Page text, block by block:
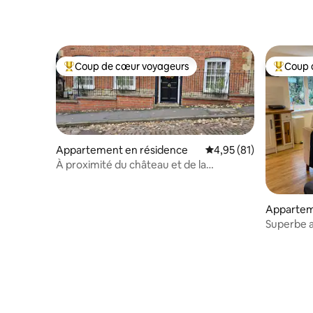
Coups de cœur voyageurs les plus appréciés
Coup de cœur voyageurs
Appartement en résidence Évaluation moyenne
4,95 (81)
À proximité du château et de la
Coups
Coup
Superbe